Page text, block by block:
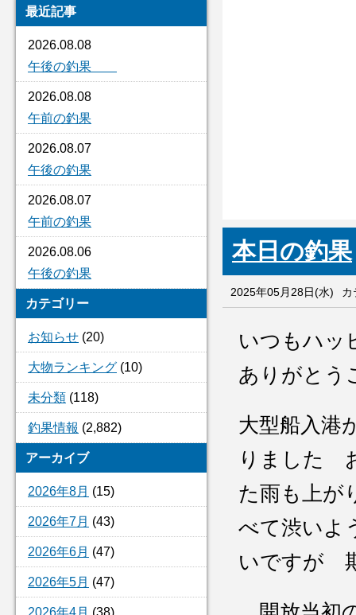
最近記事
2026.08.08
午後の釣果
2026.08.08
午前の釣果
2026.08.07
午後の釣果
2026.08.07
午前の釣果
2026.08.06
午後の釣果
カテゴリー
お知らせ (20)
大物ランキング (10)
未分類 (118)
釣果情報 (2,882)
アーカイブ
2026年8月 (15)
2026年7月 (43)
2026年6月 (47)
2026年5月 (47)
2026年4月 (38)
本日の釣果
2025年05月28日(水) カ
いつもハッ
ありがとう
大型船入
りました
た雨も上
べて渋い
いですが